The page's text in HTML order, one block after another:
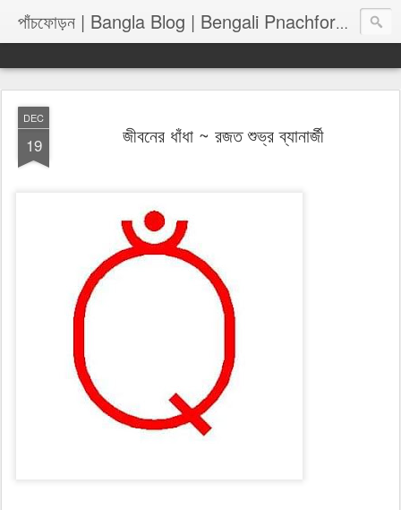
পাঁচফোড়ন | Bangla Blog | Bengali Pnachforon
DEC
19 জীবনের ধাঁধা ~ রজত শুভ্র ব্যানার্জী